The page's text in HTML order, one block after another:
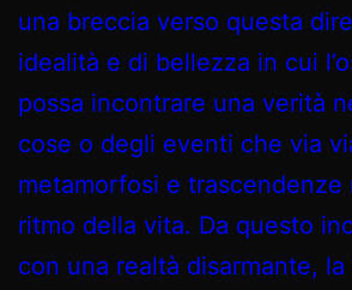
una breccia verso questa
idealità e di bellezza in cui
possa incontrare una verità
cose o degli eventi che via
metamorfosi e trascendenze
ritmo della vita. Da questo
con una realtà disarmante,